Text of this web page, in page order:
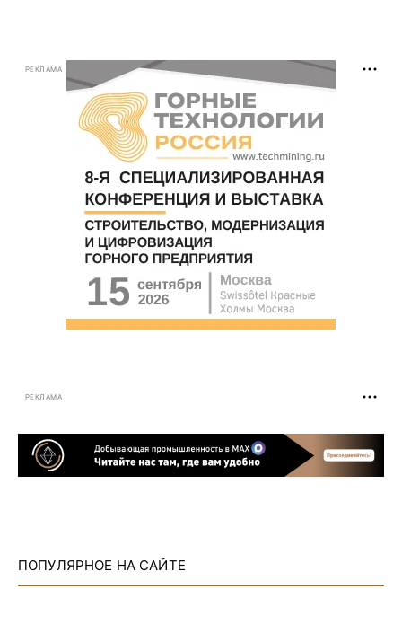
РЕКЛАМА
РЕКЛАМА
ПОПУЛЯРНОЕ НА САЙТЕ